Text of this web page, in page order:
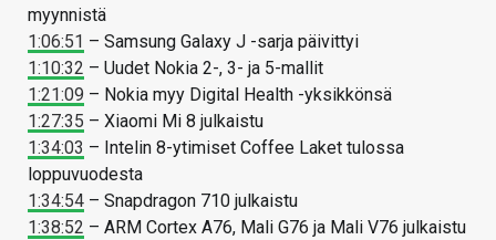
myynnistä
1:06:51 – Samsung Galaxy J -sarja päivittyi
1:10:32 – Uudet Nokia 2-, 3- ja 5-mallit
1:21:09 – Nokia myy Digital Health -yksikkönsä
1:27:35 – Xiaomi Mi 8 julkaistu
1:34:03 – Intelin 8-ytimiset Coffee Laket tulossa
loppuvuodesta
1:34:54 – Snapdragon 710 julkaistu
1:38:52 – ARM Cortex A76, Mali G76 ja Mali V76 julkaistu